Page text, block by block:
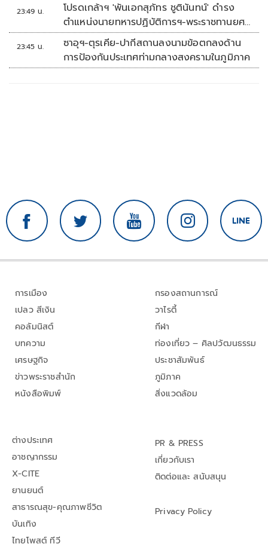
23:49 น.
โปรดเกล้าฯ 'พันเอกสุภัทร ชูตินันทน์' ดำรง
ตำแหน่งนายทหารปฏิบัติการฯ-พระราชทานยศ
'พลตรี'
23:45 น.
ซาอุฯ-ตุรเคีย-ปากีสถานลงนามข้อตกลงด้าน
การป้องกันประเทศท่ามกลางสงครามในภูมิภาค
การเมือง
เปลว สีเงิน
คอลัมนิสต์
บทความ
เศรษฐกิจ
ข่าวพระราชสำนัก
หนังสือพิมพ์
กรองสถานการณ์
วาไรตี้
กีฬา
ท่องเที่ยว – ศิลปวัฒนธรรม
ประชาสัมพันธ์
ภูมิภาค
สิ่งแวดล้อม
ต่างประเทศ
อาชญากรรม
X-CITE
ยานยนต์
สาธารณสุข-คุณภาพชีวิต
บันเทิง
ไทยโพสต์ ทีวี
PR & PRESS
เกี่ยวกับเรา
ติดต่อและ สนับสนุน
Privacy Policy